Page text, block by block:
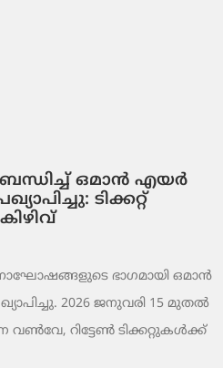
ഒമാൻ എയർ
ടിക്കറ്റ്
ഭാഗമായി ഒമാൻ
2026 ജനുവരി 15 മുതൽ
വൺവേ, റിട്ടേൺ ടിക്കറ്റുകൾക്ക്